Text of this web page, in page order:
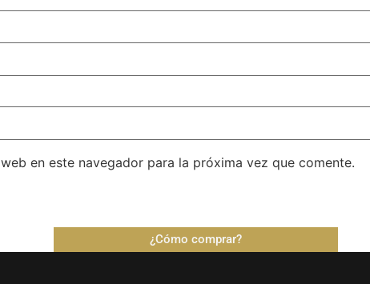
en este navegador para la próxima vez que comente.
¿Cómo comprar?